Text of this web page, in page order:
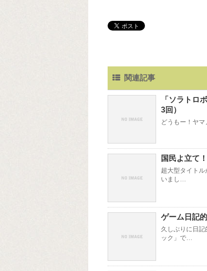
関連記事
「ソラトロ
3回）
どうもー！ヤ
国民よ立て！
超大型タイト
いまし…
ゲーム日記的
久しぶりに日
ック」で…